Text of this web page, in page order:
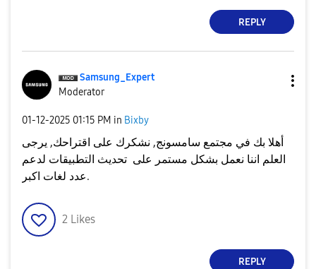
REPLY
Samsung_Expert
Moderator
‎01-12-2025 01:15 PM in Bixby
أهلا بك في مجتمع سامسونج, نشكرك على اقتراحك, يرجى
العلم اننا نعمل بشكل مستمر على تحديث التطبيقات لدعم
عدد لغات اكبر.
2 Likes
REPLY